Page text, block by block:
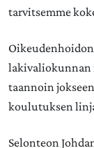
tarvitsemme
lakivaliokunnan
taannoin
koulutuksen
Selonteon